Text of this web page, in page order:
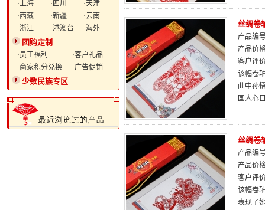
·上海
·四川
·天津
·西藏
·新疆
·云南
·浙江
·港澳台 ·海外
团购定制
·员工福利
·客户礼品
·商家积分兑换
·广告促销
少数民族专区
丝绸卷
产品编
产品价
客户评
该幅卷
曲中孙
国人心
丝绸卷
产品编
产品价
客户评
该幅卷
表现了